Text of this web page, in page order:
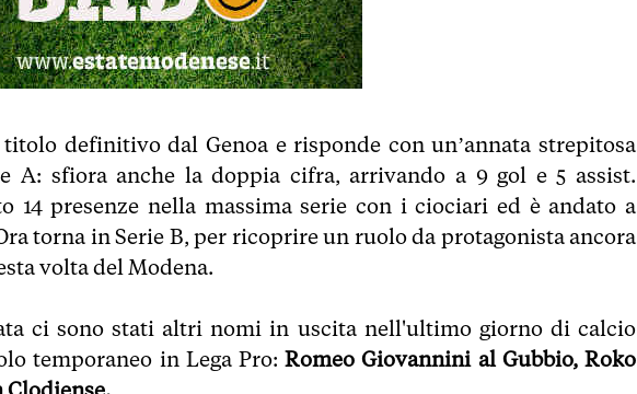
definitivo dal Genoa e risponde con un’annata strepitosa
A: sfiora anche la doppia cifra, arrivando a 9 gol e 5 assist.
14 presenze nella massima serie con i ciociari ed è andato a
torna in Serie B, per ricoprire un ruolo da protagonista ancora
volta del Modena.
ci sono stati altri nomi in uscita nell'ultimo giorno di calcio
temporaneo in Lega Pro:Romeo Giovannini al Gubbio, Roko